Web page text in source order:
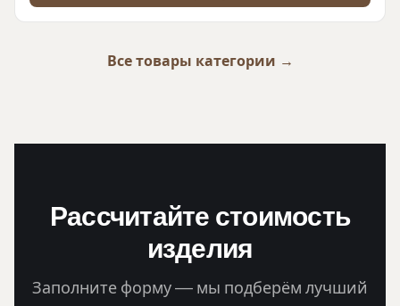
Все товары категории →
Рассчитайте стоимость
изделия
Заполните форму — мы подберём лучший